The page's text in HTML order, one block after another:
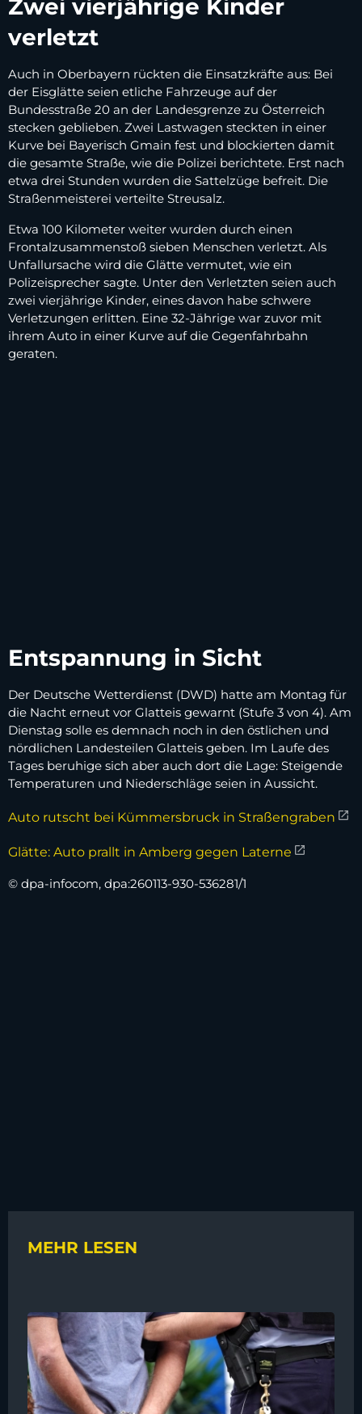
Zwei vierjährige Kinder
verletzt
Auch in Oberbayern rückten die Einsatzkräfte aus: Bei
der Eisglätte seien etliche Fahrzeuge auf der
Bundesstraße 20 an der Landesgrenze zu Österreich
stecken geblieben. Zwei Lastwagen steckten in einer
Kurve bei Bayerisch Gmain fest und blockierten damit
die gesamte Straße, wie die Polizei berichtete. Erst nach
etwa drei Stunden wurden die Sattelzüge befreit. Die
Straßenmeisterei verteilte Streusalz.
Etwa 100 Kilometer weiter wurden durch einen
Frontalzusammenstoß sieben Menschen verletzt. Als
Unfallursache wird die Glätte vermutet, wie ein
Polizeisprecher sagte. Unter den Verletzten seien auch
zwei vierjährige Kinder, eines davon habe schwere
Verletzungen erlitten. Eine 32-Jährige war zuvor mit
ihrem Auto in einer Kurve auf die Gegenfahrbahn
geraten.
Entspannung in Sicht
Der Deutsche Wetterdienst (DWD) hatte am Montag für
die Nacht erneut vor Glatteis gewarnt (Stufe 3 von 4). Am
Dienstag solle es demnach noch in den östlichen und
nördlichen Landesteilen Glatteis geben. Im Laufe des
Tages beruhige sich aber auch dort die Lage: Steigende
Temperaturen und Niederschläge seien in Aussicht.
Auto rutscht bei Kümmersbruck in Straßengraben
Glätte: Auto prallt in Amberg gegen Laterne
© dpa-infocom, dpa:260113-930-536281/1
MEHR LESEN